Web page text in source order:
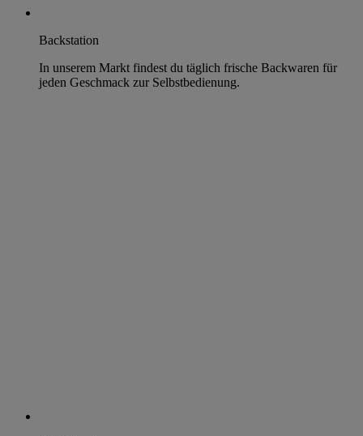
Backstation
In unserem Markt findest du täglich frische Backwaren für
jeden Geschmack zur Selbstbedienung.